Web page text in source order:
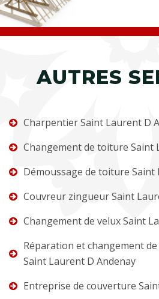
AUTRES
Charpentier Saint Laurent D
Changement de toiture Saint
Démoussage de toiture Saint
Couvreur zingueur Saint
Changement de velux Saint
Réparation et changement
Saint Laurent D Andenay
Entreprise de couverture